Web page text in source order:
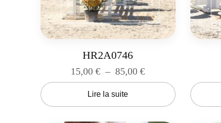
HR2A0746
15,00€ – 85,00€
Lire la suite